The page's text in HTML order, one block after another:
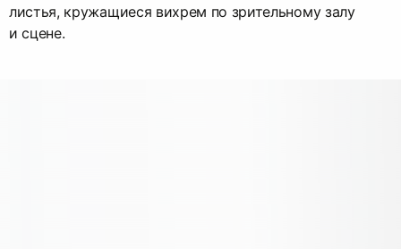
листья, кружащиеся вихрем по зрительному залу
и сцене.